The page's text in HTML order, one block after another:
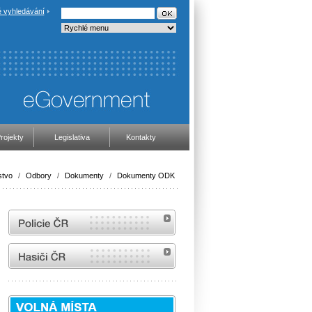
vyhledávání
Legislativa Kontakty
/ Odbory / Dokumenty / Dokumenty ODK
internetové stránky Policie ČR
internetové stránky Hasiči ČR